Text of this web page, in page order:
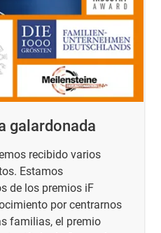
galardonada
recibido varios
Estamos
de los premios iF
por centrarnos
familias, el premio